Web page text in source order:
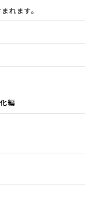
れます。
編